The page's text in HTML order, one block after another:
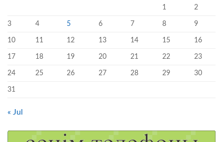
1 2
3 4 5 6 7 8 9
10 11 12 13 14 15 16
17 18 19 20 21 22 23
24 25 26 27 28 29 30
31
« Jul